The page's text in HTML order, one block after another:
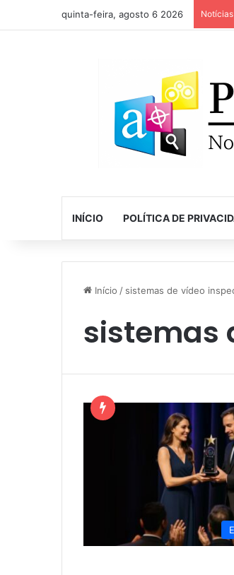
quinta-feira, agosto 6 2026
INÍCIO POLÍTICA DE
Início / sistemas de vídeo
sistemas